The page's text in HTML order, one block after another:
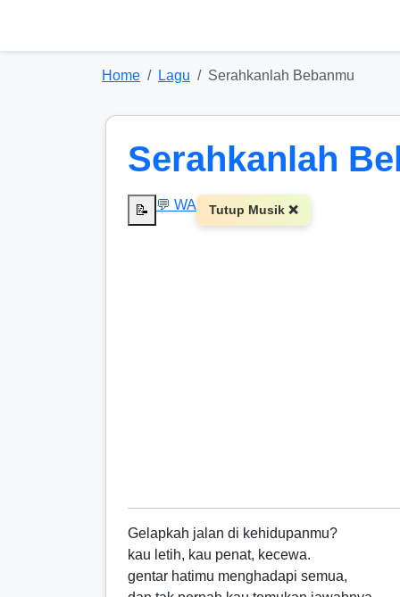
Home Lagu Serahkanlah Bebanmu
Serahkanlah
📝 💬 WA Tutup Musik ❌
Gelapkah jalan di kehidupanmu?
kau letih, kau penat, kecewa.
gentar hatimu menghadapi semua,